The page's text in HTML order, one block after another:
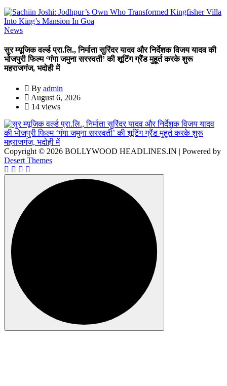
News
सुर म्यूजिक वर्ल्ड प्रा.लि., निर्माता सुरिंदर यादव और निर्देशक विजय यादव की
भोजपुरी फिल्म ‘गंगा जमुना सरस्वती’ की शूटिंग ग्रैंड मुहूर्त करके शुरू
महराजगंज, भदोही में
By admin
August 6, 2026
14 views
Copyright © 2026 BOLLYWOOD HEADLINES.IN | Powered by
Desert Themes